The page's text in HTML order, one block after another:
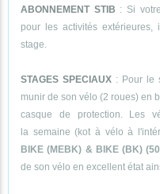
ABONNEMENT STIB : Si
pour les activités
stage.
STAGES SPECIAUX : Pour le
munir de son vélo (2 roues) en
casque de protection. Les
la semaine (kot à vélo à
BIKE (MEBK) & BIKE (BK)
de son vélo en excellent état